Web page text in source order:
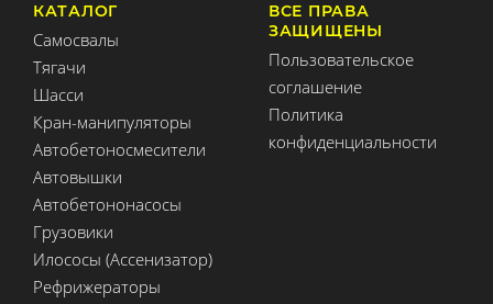
КАТАЛОГ
Самосвалы
Тягачи
Шасси
Кран-манипуляторы
Автобетоносмесители
Автовышки
Автобетононасосы
Грузовики
Илососы (Ассенизатор)
Рефрижераторы
ВСЕ ПРАВА
ЗАЩИЩЕНЫ
Пользовательское
соглашение
Политика
конфиденциальности